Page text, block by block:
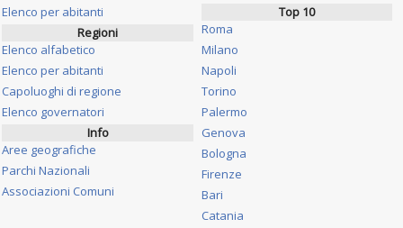
Elenco per abitanti
Regioni
Elenco alfabetico
Elenco per abitanti
Capoluoghi di regione
Elenco governatori
Info
Aree geografiche
Parchi Nazionali
Associazioni Comuni
Top 10
Roma
Milano
Napoli
Torino
Palermo
Genova
Bologna
Firenze
Bari
Catania